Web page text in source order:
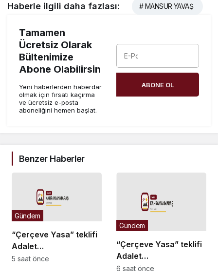
Haberle ilgili daha fazlası: # MANSUR YAVAŞ
Tamamen
Ücretsiz Olarak
Bültenimize
Abone Olabilirsin
Yeni haberlerden haberdar
olmak için fırsatı kaçırma
ve ücretsiz e-posta
aboneliğini hemen başlat.
ABONE OL
Benzer Haberler
“Çerçeve Yasa” teklifi
Adalet
Komisyonu’nda… İYİ
Gündem
5 saat önce
“Çerçeve Yasa” teklifi
Adalet
Komisyonu’nda… İYİ
Gündem
6 saat önce